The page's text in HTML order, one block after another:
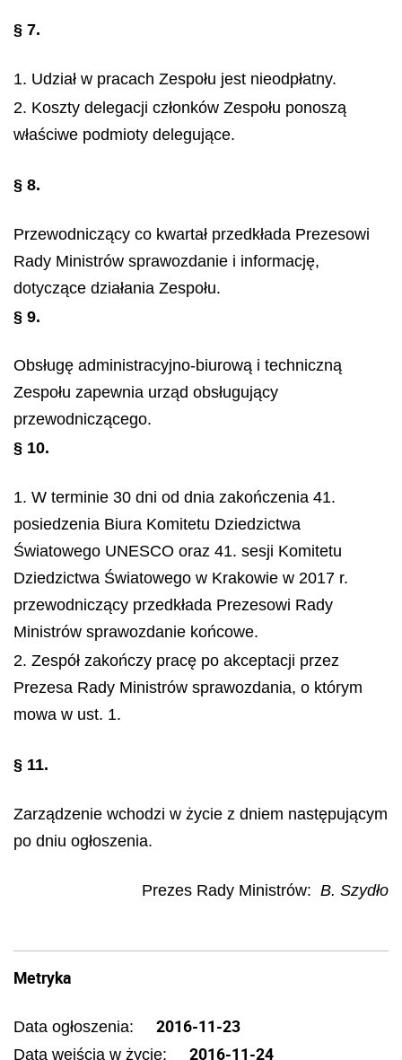
§ 7.
1. Udział w pracach Zespołu jest nieodpłatny.
2. Koszty delegacji członków Zespołu ponoszą
właściwe podmioty delegujące.
§ 8.
Przewodniczący co kwartał przedkłada Prezesowi
Rady Ministrów sprawozdanie i informację,
dotyczące działania Zespołu.
§ 9.
Obsługę administracyjno-biurową i techniczną
Zespołu zapewnia urząd obsługujący
przewodniczącego.
§ 10.
1. W terminie 30 dni od dnia zakończenia 41.
posiedzenia Biura Komitetu Dziedzictwa
Światowego UNESCO oraz 41. sesji Komitetu
Dziedzictwa Światowego w Krakowie w 2017 r.
przewodniczący przedkłada Prezesowi Rady
Ministrów sprawozdanie końcowe.
2. Zespół zakończy pracę po akceptacji przez
Prezesa Rady Ministrów sprawozdania, o którym
mowa w ust. 1.
§ 11.
Zarządzenie wchodzi w życie z dniem następującym
po dniu ogłoszenia.
Prezes Rady Ministrów: B. Szydło
Metryka
Data ogłoszenia: 2016-11-23
Data wejścia w życie: 2016-11-24